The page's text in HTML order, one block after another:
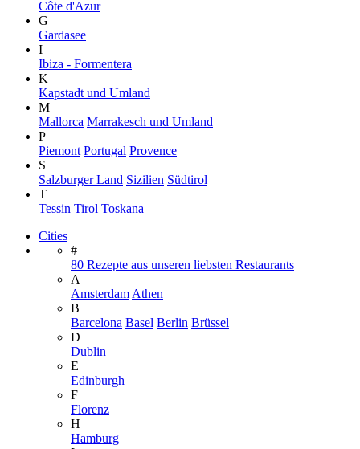
Côte d'Azur
G
Gardasee
I
Ibiza - Formentera
K
Kapstadt und Umland
M
Mallorca Marrakesch und Umland
P
Piemont Portugal Provence
S
Salzburger Land Sizilien Südtirol
T
Tessin Tirol Toskana
Cities
#
80 Rezepte aus unseren liebsten Restaurants
A
Amsterdam Athen
B
Barcelona Basel Berlin Brüssel
D
Dublin
E
Edinburgh
F
Florenz
H
Hamburg